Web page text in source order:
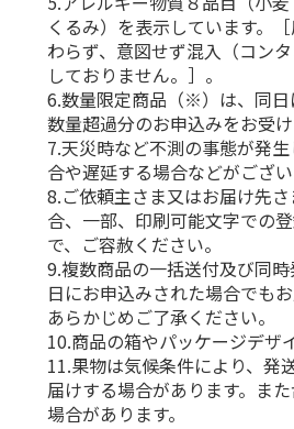
くるみ）を表示しています。
わらず、意図せず混入（コン
しておりません。］。
6.数量限定商品（※）は、同
数量超過分のお申込みをお受
7.天災時など不測の事態が発
合や遅延する場合などがござい
8.ご依頼主さま又はお届け先
合、一部、印刷可能文字での
で、ご容赦ください。
9.複数商品の一括送付及び同
日にお申込みされた場合でも
あらかじめご了承ください。
10.商品の箱やパッケージデザ
11.果物は気候条件により、発
届けする場合があります。ま
場合があります。